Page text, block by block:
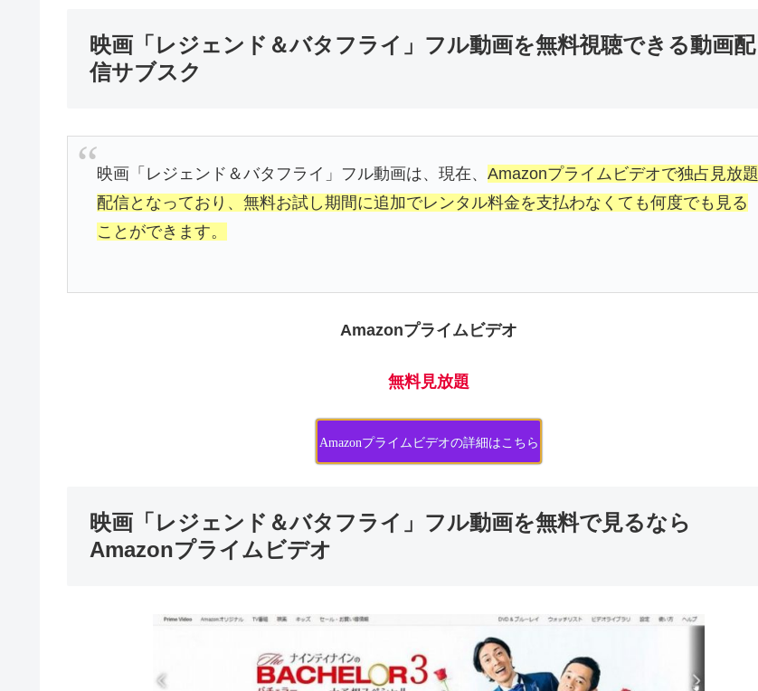
映画「レジェンド＆バタフライ」フル動画を無料視聴できる動画配
信サブスク
映画「レジェンド＆バタフライ」フル動画は、現在、Amazonプライムビデオで独占見放題
配信となっており、無料お試し期間に追加でレンタル料金を支払わなくても何度でも見る
ことができます。
Amazonプライムビデオ
無料見放題
Amazonプライムビデオの詳細はこちら
映画「レジェンド＆バタフライ」フル動画を無料で見るなら
Amazonプライムビデオ